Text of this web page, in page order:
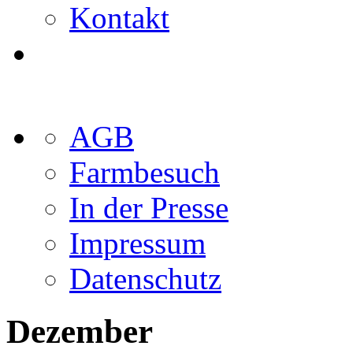
Kontakt
AGB
Farmbesuch
In der Presse
Impressum
Datenschutz
Dezember